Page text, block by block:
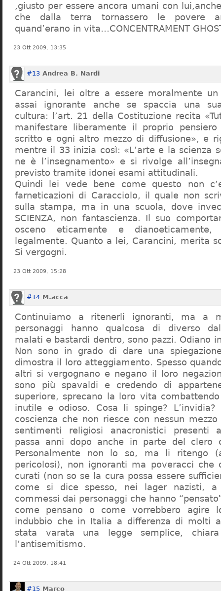
,giusto per essere ancora umani con
che dalla terra tornassero le povere
quand’erano in vita…CONCENTRAMENT
23 Ott 2009, 13:35
#13 Andrea B. Nardi
Carancini, lei oltre a essere moralmente
assai ignorante anche se spaccia una
cultura: l’art. 21 della Costituzione recita
manifestare liberamente il proprio
scritto e ogni altro mezzo di diffusione», e
mentre il 33 inizia così: «L’arte e la scienza
ne è l’insegnamento» e si rivolge
previsto tramite idonei esami attitudinali.
Quindi lei vede bene come questo non
farneticazioni di Caracciolo, il quale non
sulla stampa, ma in una scuola, dove
SCIENZA, non fantascienza. Il suo
osceno eticamente e dianoeticamente,
legalmente. Quanto a lei, Carancini, merita
Si vergogni.
23 Ott 2009, 15:28
#14 M.acca
Continuiamo a ritenerli ignoranti, ma a
personaggi hanno qualcosa di diverso
malati e bastardi dentro, sono pazzi. Odiano
Non sono in grado di dare una
dimostra il loro atteggiamento. Spesso
altri si vergognano e negano il loro
sono più spavaldi e credendo di
superiore, sprecano la loro vita
inutile e odioso. Cosa li spinge?
coscienza che non riesce con nessun
sentimenti religiosi anacronistici presenti
passa anni dopo anche in parte del clero
Personalmente non lo so, ma li ritengo
pericolosi), non ignoranti ma poveracci che
curati (non so se la cura possa essere
come si dice spesso, nei lager nazisti,
commessi dai personaggi che hanno
come pensano o come vorrebbero agire
indubbio che in Italia a differenza di molti
stata varata una legge semplice,
l’antisemitismo.
24 Ott 2009, 18:41
#15 Marco